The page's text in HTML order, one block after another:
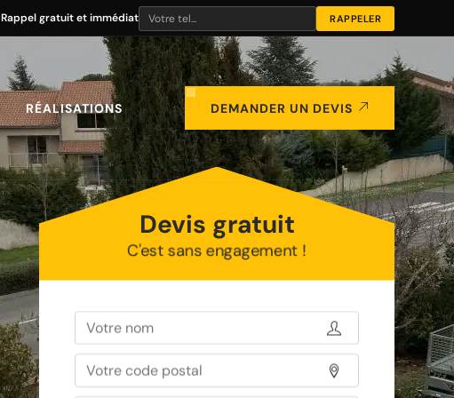
Rappel gratuit et immédiat
RÉALISATIONS DEMANDER UN DEVIS
Devis gratuit
C'est sans engagement !